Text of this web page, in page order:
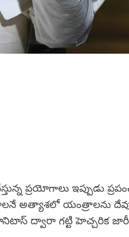
ప్రయోగాలు ఇప్పుడు
అత్యాశలో యంత్రాలను
ద్వారా గట్టి హెచ్చరిక